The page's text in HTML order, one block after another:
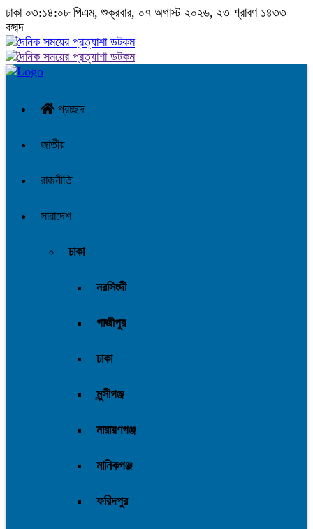
ঢাকা ০৩:১৪:০৯ পিএম, শুক্রবার, ০৭ অগাস্ট ২০২৬, ২৩ শ্রাবণ ১৪৩৩
বঙ্গাব্দ
প্রচ্ছদ
জাতীয়
রাজনীতি
সারাদেশ
ঢাকা
নরসিংদী
গাজীপুর
ঢাকা
মুন্সীগঞ্জ
নারায়ণগঞ্জ
মানিকগঞ্জ
ফরিদপুর